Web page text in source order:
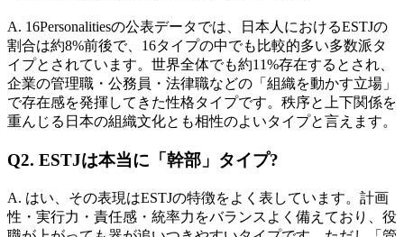
A. 16Personalitiesの公表データでは、日本人におけるESTJの
割合は約8%前後で、16タイプの中でも比較的多い多数派タ
イプとされています。世界全体でも約11%存在するとされ、
企業の管理職・公務員・法律職などの「組織を動かす立場」
で存在感を発揮してきた性格タイプです。秩序と上下関係を
重んじる日本の組織文化とも相性のよいタイプと言えます。
Q2. ESTJは本当に「幹部」タイプ?
A. はい、その表現はESTJの特徴をよく表しています。計画
性・実行力・責任感・統率力をバランスよく備えており、役